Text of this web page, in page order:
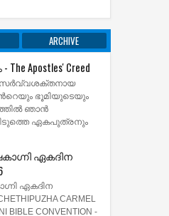
ARCHIVE
Apostles' Creed
സര്‍വ്വശക്തനായ
ഭൂമിയുടെയും
ഞാന്‍
ഏകപുത്രനും
ഏകദിന
ഏകദിന
CARMEL
BIBLE CONVENTION -